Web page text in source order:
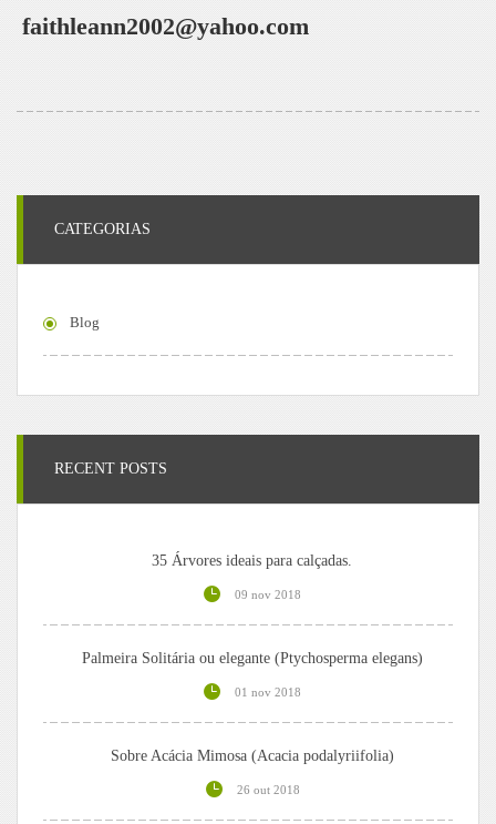
faithleann2002@yahoo.com
CATEGORIAS
Blog
RECENT POSTS
35 Árvores ideais para calçadas.
09 nov 2018
Palmeira Solitária ou elegante (Ptychosperma elegans)
01 nov 2018
Sobre Acácia Mimosa (Acacia podalyriifolia)
26 out 2018